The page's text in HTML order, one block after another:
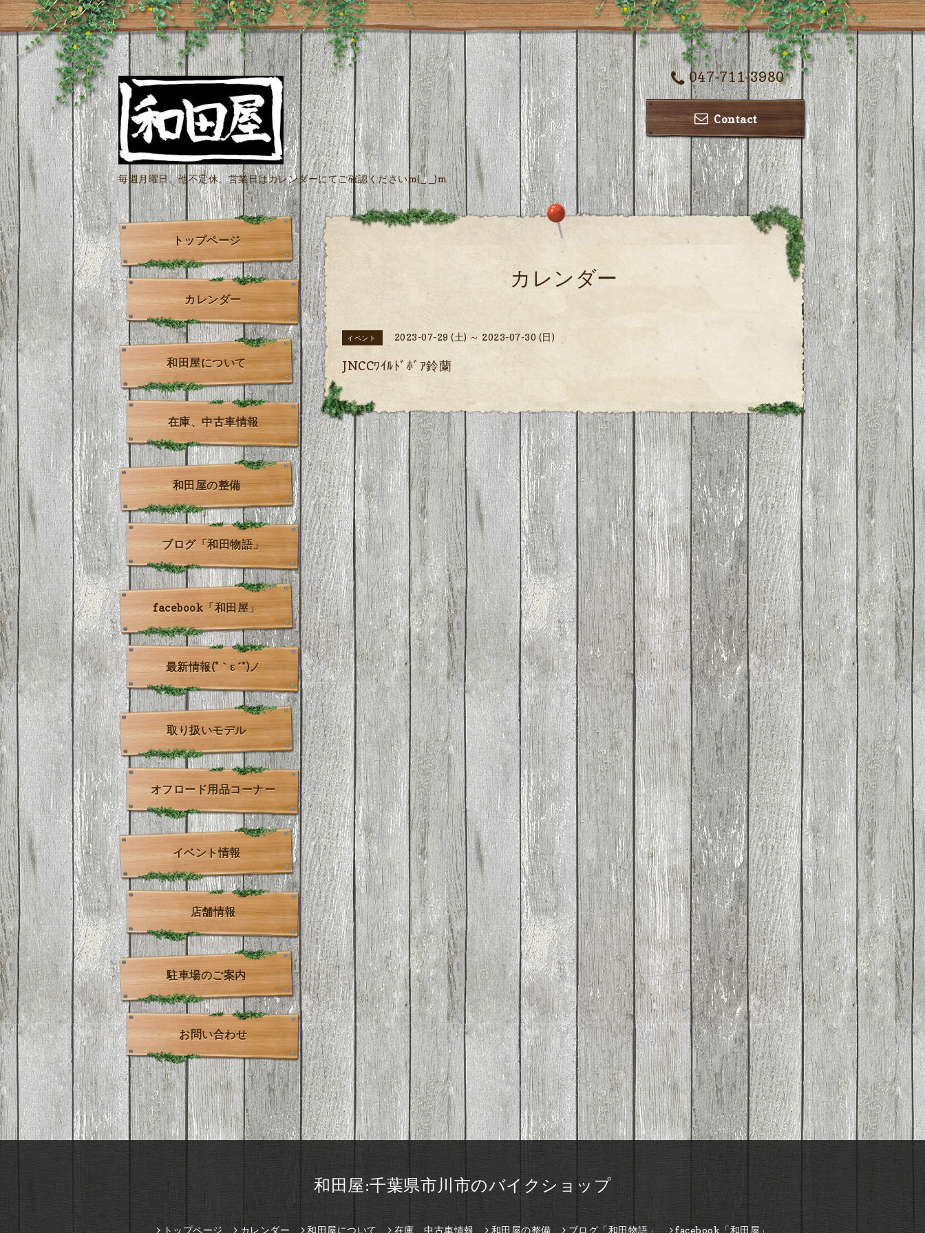
047-711-3980
Contact
毎週月曜日、他不定休。営業日はカレンダーにてご確認くださいm(_ _)m
カレンダー
イベント 2023-07-29 (土) ～ 2023-07-30 (日)
JNCCﾜｲﾙﾄﾞﾎﾞｱ鈴蘭
トップページ
カレンダー
和田屋について
在庫、中古車情報
和田屋の整備
ブログ「和田物語」
facebook「和田屋」
最新情報(*｀ε´*)ノ
取り扱いモデル
オフロード用品コーナー
イベント情報
店舗情報
駐車場のご案内
お問い合わせ
和田屋:千葉県市川市のバイクショップ
トップページ カレンダー 和田屋について 在庫、中古車情報 和田屋の整備 ブログ「和田物語」 facebook「和田屋」